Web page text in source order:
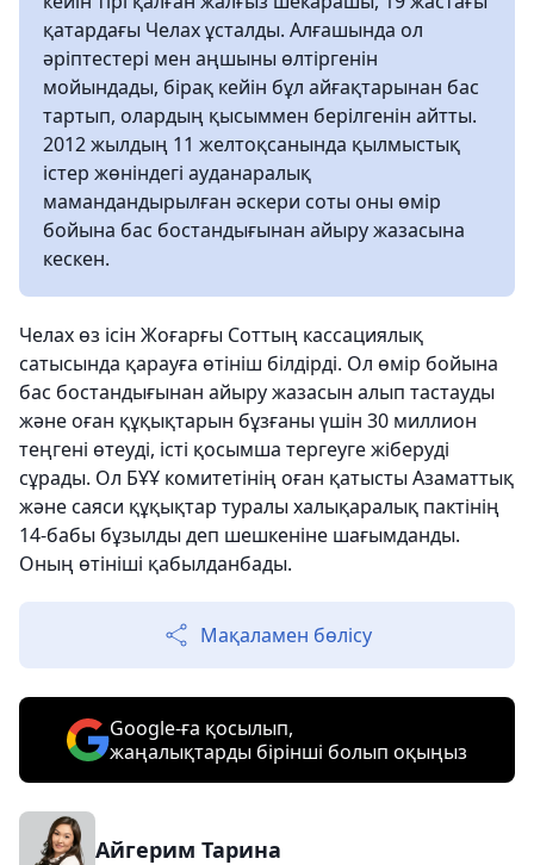
қатардағы Челах ұсталды. Алғашында ол
әріптестері мен аңшыны өлтіргенін
мойындады, бірақ кейін бұл айғақтарынан бас
тартып, олардың қысыммен берілгенін айтты.
2012 жылдың 11 желтоқсанында қылмыстық
істер жөніндегі ауданаралық
мамандандырылған әскери соты оны өмір
бойына бас бостандығынан айыру жазасына
кескен.
Челах өз ісін Жоғарғы Соттың кассациялық
сатысында қарауға өтініш білдірді. Ол өмір бойына
бас бостандығынан айыру жазасын алып тастауды
және оған құқықтарын бұзғаны үшін 30 миллион
теңгені өтеуді, істі қосымша тергеуге жіберуді
сұрады. Ол БҰҰ комитетінің оған қатысты Азаматтық
және саяси құқықтар туралы халықаралық пактінің
14-бабы бұзылды деп шешкеніне шағымданды.
Оның өтініші қабылданбады.
Мақаламен бөлісу
Google-ға қосылып,
жаңалықтарды бірінші болып оқыңыз
Айгерим Тарина